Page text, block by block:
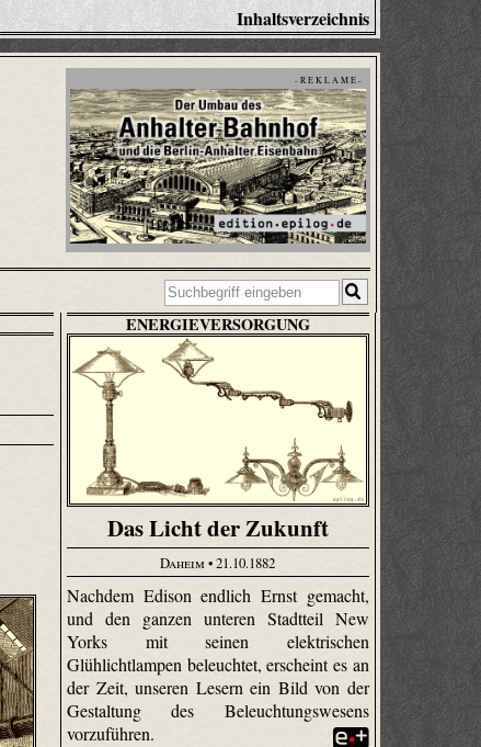
Inhaltsverzeichnis
- R E K L A M E -
ENERGIEVERSORGUNG
Das Licht der Zukunft
Daheim • 21.10.1882
Nachdem Edison endlich Ernst gemacht,
und den ganzen unteren Stadtteil New
Yorks mit seinen elektrischen
Glühlichtlampen beleuchtet, erscheint es an
der Zeit, unseren Lesern ein Bild von der
Gestaltung des Beleuchtungswesens
vorzuführen.